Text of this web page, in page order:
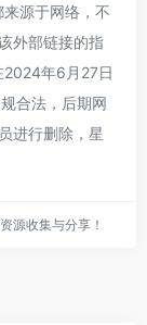
源于网络，不
外部链接的指
2024年6月27日
合法，后期网
进行删除，星
源收集与分享！